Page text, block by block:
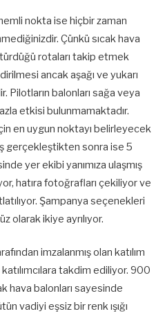
nokta ise hiçbir zaman
Çünkü sıcak hava
rotaları takip etmek
ancak aşağı ve yukarı
balonları sağa veya
etkisi bulunmamaktadır.
en uygun noktayı belirleyecek
gerçekleştikten sonra ise 5
yer ekibi yanımıza ulaşmış
hatıra fotoğrafları çekiliyor ve
Şampanya seçenekleri
olarak ikiye ayrılıyor.
imzalanmış olan katılım
takdim ediliyor. 900
hava balonları sayesinde
vadiyi eşsiz bir renk ışığı